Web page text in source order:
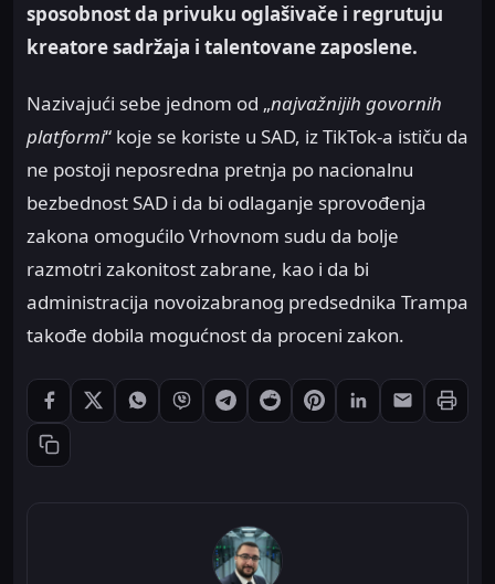
sposobnost da privuku oglašivače i regrutuju
kreatore sadržaja i talentovane zaposlene.
Nazivajući sebe jednom od „najvažnijih govornih
platformi“ koje se koriste u SAD, iz TikTok-a ističu da
ne postoji neposredna pretnja po nacionalnu
bezbednost SAD i da bi odlaganje sprovođenja
zakona omogućilo Vrhovnom sudu da bolje
razmotri zakonitost zabrane, kao i da bi
administracija novoizabranog predsednika Trampa
takođe dobila mogućnost da proceni zakon.
Podeli: Facebook
Podeli: XPodeli: WhatsApp
Podeli: Viber
Podeli: Telegram
Podeli: Reddit
Podeli: Pinterest
Podeli: LinkedIn
Podeli:
Kopiraj link